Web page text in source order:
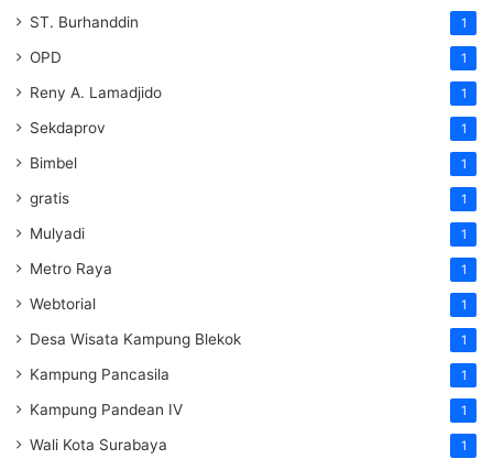
ST. Burhanddin 1
OPD 1
Reny A. Lamadjido 1
Sekdaprov 1
Bimbel 1
gratis 1
Mulyadi 1
Metro Raya 1
Webtorial 1
Desa Wisata Kampung Blekok 1
Kampung Pancasila 1
Kampung Pandean IV 1
Wali Kota Surabaya 1